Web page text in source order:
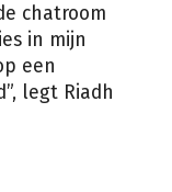
chatroom
in mijn
een
legt Riadh